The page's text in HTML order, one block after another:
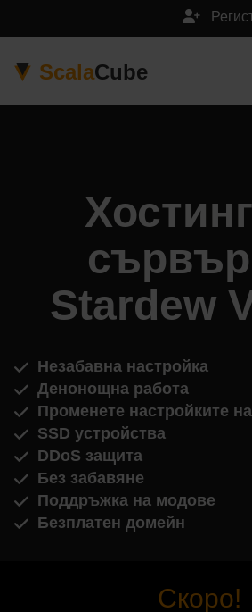
ScalaCube
Stardew
Незабавна настройка
Денонощна работа
Променете настройките
SSD устройства
DDoS защита
Без забавяне
Поддръжка на модове
Безплатен домейн
Скоро!